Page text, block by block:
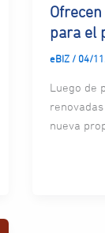
para el
eBIZ / 04/
Luego de
nueva